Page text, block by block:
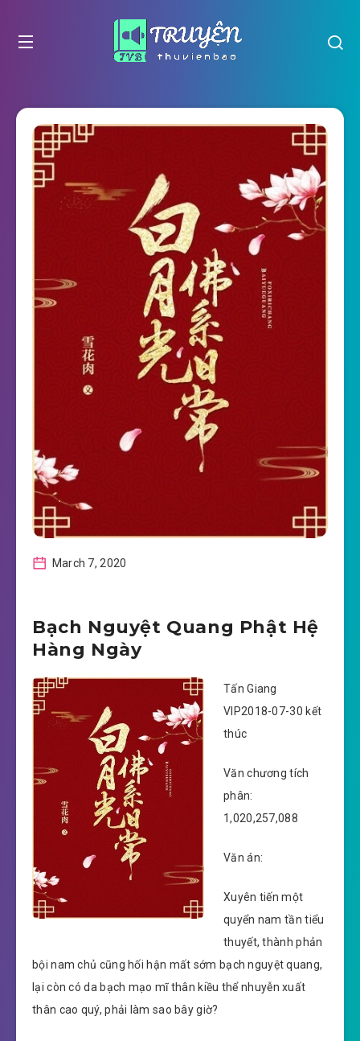
March 7, 2020
Bạch Nguyệt Quang Phật Hệ
Hàng Ngày
Tấn Giang
VIP2018-07-30 kết
thúc
Văn chương tích
phân:
1,020,257,088
Văn án:
Xuyên tiến một
quyển nam tần tiểu
thuyết, thành phản
bội nam chủ cũng hối hận mất sớm bạch nguyệt quang,
lại còn có da bạch mạo mĩ thân kiều thể nhuyễn xuất
thân cao quý, phải làm sao bây giờ?